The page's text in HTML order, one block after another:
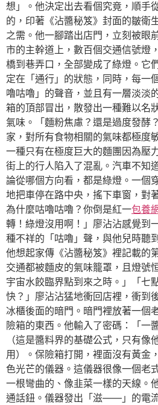
想」。他決定出去看個究竟，順手
的，印著《沾醬秘笈》封面的皺衛
之需。他一腳踏出店門，立刻被眼
市的主幹道上，數百個交通信號燈
橋到巷弄口，全部變成了綠燈。它
定在「通行」的狀態，同時，每一
嚕咕嚕」的聲音，並且有一層淡淡
箱的頂部冒出，散發出一種難以
氣味。「麵粉焦慮？還是過度發酵
家，對所有食物相關的氣味都極度
一種只有在極度巨大的麵團因為壓
街上的行人陷入了混亂。汽車不知
論從哪個方向看，都是綠燈。一個
地把車停在路中央，搖下車窗，對
為什麼咕嚕咕嚕？你倒是紅一包養
轉！綠燈沒用啊！」廖沾沾感覺到
種不祥的「咕嚕」聲，與他兒時聽
他想起家傳《沾醬秘笈》裡記載的
交通都被麵皮的氣味籠罩，且燈號
宇宙水餃臨界點到來之時。」「七
快？」廖沾沾猛地衝回店裡，衝到
冰櫃後面的暗門。暗門裡放著一個
險箱的東西。他輸入了密碼：「一
（這是醬料界的基礎公式，只有像
用）。保險箱打開，裡面沒有黃金
色光芒的儀器。這儀器很像一個老
一根彎曲的、像韭菜一樣的天線。
通話鈕。儀器發出「滋——」的電